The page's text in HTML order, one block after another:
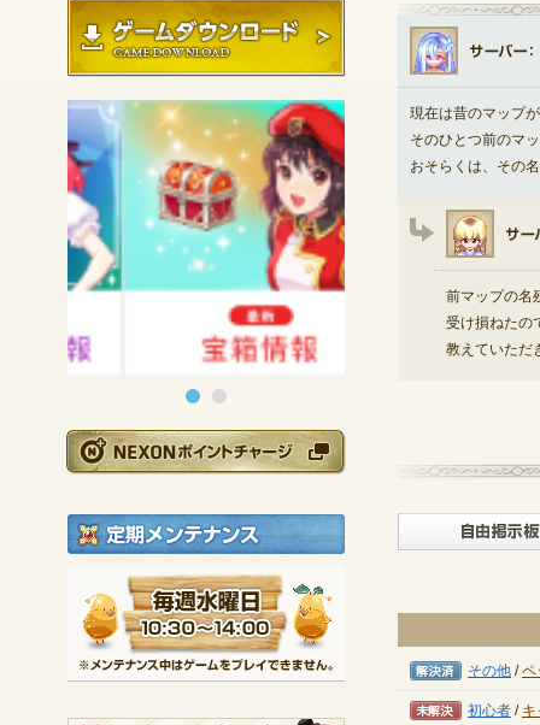
ゲームダウンロード
定期メンテナンス
現在は昔のマップ
そのひとつ前のマ
おそらくは、その
前マップの名
受け損ねたの
教えていただ
解決済み
その他 /ペ
未解決
初心者 / キ